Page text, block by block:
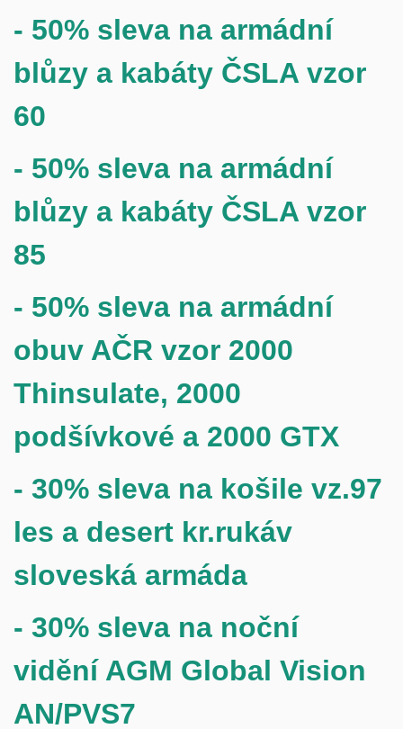
- 50% sleva na armádní
blůzy a kabáty ČSLA vzor
60
- 50% sleva na armádní
blůzy a kabáty ČSLA vzor
85
- 50% sleva na armádní
obuv AČR vzor 2000
Thinsulate, 2000
podšívkové a 2000 GTX
- 30% sleva na košile vz.97
les a desert kr.rukáv
sloveská armáda
- 30% sleva na noční
vidění AGM Global Vision
AN/PVS7